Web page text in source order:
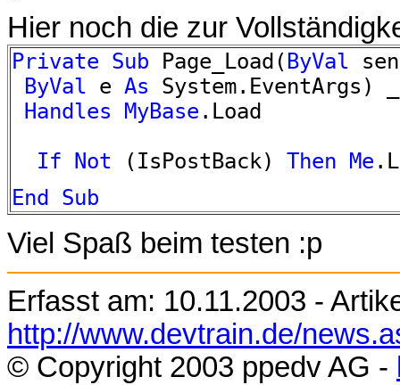
Hier noch die zur
Private Sub Page_Load( ByVal
ByVal e As System.EventArgs) _
Handles
MyBase .Load
If
Not (IsPostBack) Then Me
End
Sub
Viel Spaß beim testen :p
Erfasst am: 10.11.2003 -
http://www.devtrain.de/
© Copyright 2003 ppedv AG -